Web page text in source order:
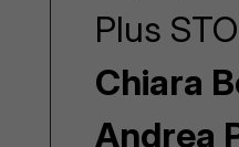
Plus
Chiara
Andrea